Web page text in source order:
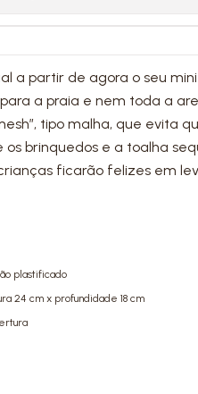
a partir de agora o seu
a praia e nem toda a
tipo malha, que evita
brinquedos e a toalha
ficarão felizes em
plastificado
24 cm x profundidade 18 cm